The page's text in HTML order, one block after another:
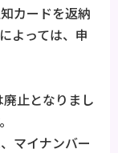
カードを返納
よっては、申
止となりまし
マイナンバー